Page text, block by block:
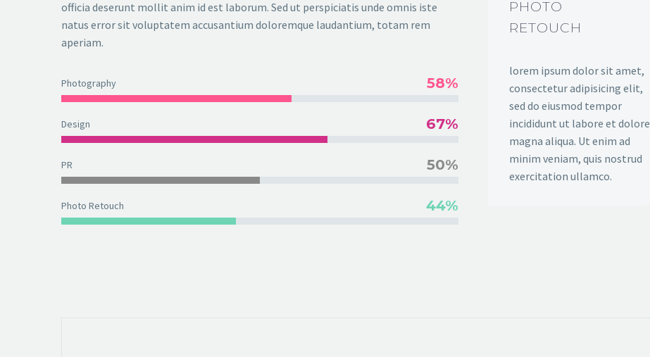
officia deserunt mollit anim id est laborum. Sed ut perspiciatis unde omnis iste
natus error sit voluptatem accusantium doloremque laudantium, totam rem
aperiam.
Photography 58%
Design 67%
PR 50%
Photo Retouch 44%
PHOTO
RETOUCH
lorem ipsum dolor sit amet,
consectetur adipisicing elit,
sed do eiusmod tempor
incididunt ut labore et dolore
magna aliqua. Ut enim ad
minim veniam, quis nostrud
exercitation ullamco.